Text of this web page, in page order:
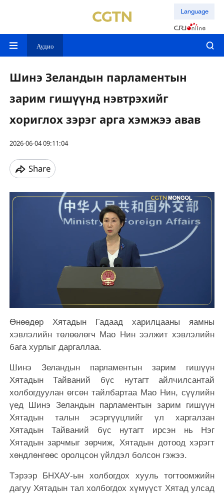
Language
Аудио
Шинэ Зеландын парламентын
зарим гишүүнд нэвтрэхийг
хориглох зэрэг арга хэмжээ авав
2026-06-04 09:11:04
Share
Өнөөдөр Хятадын Гадаад харилцааны яамны
хэвлэлийн төлөөлөгч Мао Нин ээлжит хэвлэлийн
бага хурлыг даргаллаа.
Шинэ Зеландын парламентын зарим гишүүн
Хятадын Тайваний бүс нутагт айлчилсантай
холбогдуулан өгсөн тайлбартаа Мао Нин, сүүлийн
үед Шинэ Зеландын парламентын зарим гишүүн
Хятадын талын эсэргүүцлийг үл харгалзан
Хятадын Тайваний бүс нутагт ирсэн нь Нэг
Хятадын зарчмыг зөрчиж, Хятадын дотоод хэрэгт
хөндлөнгөөс оролцсон үйлдэл болсон гэжээ.
Тэрээр БНХАУ-ын холбогдох хууль тогтоомжийн
дагуу Хятадын тал холбогдох хүмүүст Хятад улсад